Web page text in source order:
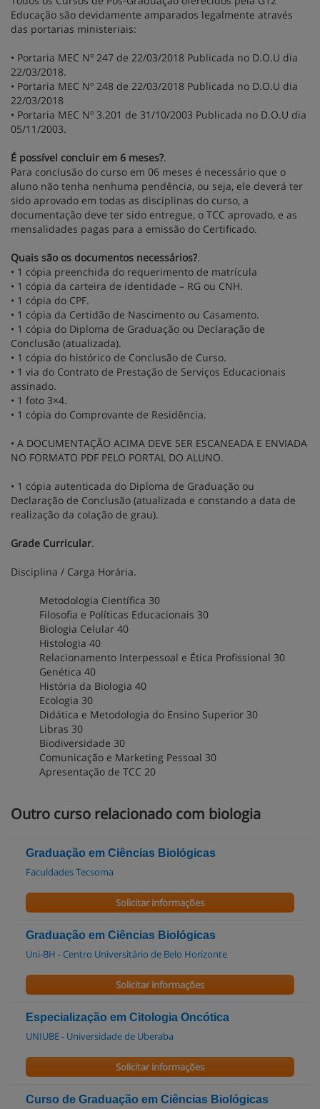
Educação são devidamente amparados legalmente através
das portarias ministeriais:
• Portaria MEC Nº 247 de 22/03/2018 Publicada no D.O.U dia
22/03/2018.
• Portaria MEC Nº 248 de 22/03/2018 Publicada no D.O.U dia
22/03/2018
• Portaria MEC Nº 3.201 de 31/10/2003 Publicada no D.O.U dia
05/11/2003.
É possível concluir em 6 meses?.
Para conclusão do curso em 06 meses é necessário que o
aluno não tenha nenhuma pendência, ou seja, ele deverá ter
sido aprovado em todas as disciplinas do curso, a
documentação deve ter sido entregue, o TCC aprovado, e as
mensalidades pagas para a emissão do Certificado.
Quais são os documentos necessários?.
• 1 cópia preenchida do requerimento de matrícula
• 1 cópia da carteira de identidade – RG ou CNH.
• 1 cópia do CPF.
• 1 cópia da Certidão de Nascimento ou Casamento.
• 1 cópia do Diploma de Graduação ou Declaração de
Conclusão (atualizada).
• 1 cópia do histórico de Conclusão de Curso.
• 1 via do Contrato de Prestação de Serviços Educacionais
assinado.
• 1 foto 3×4.
• 1 cópia do Comprovante de Residência.
• A DOCUMENTAÇÃO ACIMA DEVE SER ESCANEADA E ENVIADA
NO FORMATO PDF PELO PORTAL DO ALUNO.
• 1 cópia autenticada do Diploma de Graduação ou
Declaração de Conclusão (atualizada e constando a data de
realização da colação de grau).
Grade Curricular.
Disciplina / Carga Horária.
Metodologia Científica 30
Filosofia e Políticas Educacionais 30
Biologia Celular 40
Histologia 40
Relacionamento Interpessoal e Ética Profissional 30
Genética 40
História da Biologia 40
Ecologia 30
Didática e Metodologia do Ensino Superior 30
Libras 30
Biodiversidade 30
Comunicação e Marketing Pessoal 30
Apresentação de TCC 20
Outro curso relacionado com biologia
Graduação em Ciências Biológicas
Faculdades Tecsoma
Solicitar informações
Graduação em Ciências Biológicas
Uni-BH - Centro Universitário de Belo Horizonte
Solicitar informações
Especialização em Citologia Oncótica
UNIUBE - Universidade de Uberaba
Solicitar informações
Curso de Graduação em Ciências Biológicas